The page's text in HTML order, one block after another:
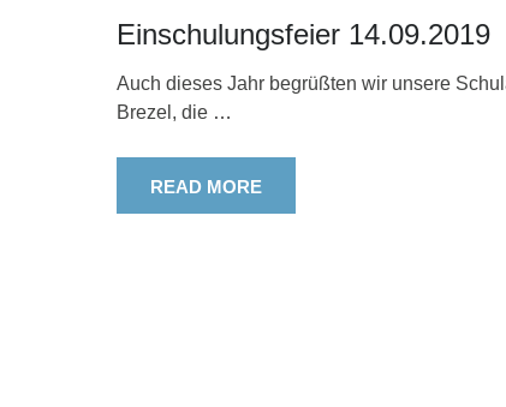
Einschulungsfeier 14.09.2019
Auch dieses Jahr begrüßten wir unsere
Brezel, die …
READ MORE